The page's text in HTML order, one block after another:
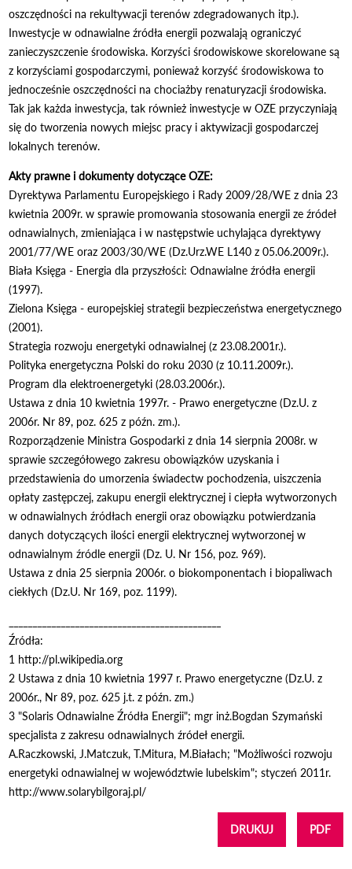
oszczędności na rekultywacji terenów zdegradowanych itp.).
Inwestycje w odnawialne źródła energii pozwalają ograniczyć
zanieczyszczenie środowiska. Korzyści środowiskowe skorelowane są
z korzyściami gospodarczymi, ponieważ korzyść środowiskowa to
jednocześnie oszczędności na chociażby renaturyzacji środowiska.
Tak jak każda inwestycja, tak również inwestycje w OZE przyczyniają
się do tworzenia nowych miejsc pracy i aktywizacji gospodarczej
lokalnych terenów.
Akty prawne i dokumenty dotyczące OZE:
Dyrektywa Parlamentu Europejskiego i Rady 2009/28/WE z dnia 23
kwietnia 2009r. w sprawie promowania stosowania energii ze źródeł
odnawialnych, zmieniająca i w następstwie uchylająca dyrektywy
2001/77/WE oraz 2003/30/WE (Dz.Urz.WE L140 z 05.06.2009r.).
Biała Księga - Energia dla przyszłości: Odnawialne źródła energii
(1997).
Zielona Księga - europejskiej strategii bezpieczeństwa energetycznego
(2001).
Strategia rozwoju energetyki odnawialnej (z 23.08.2001r.).
Polityka energetyczna Polski do roku 2030 (z 10.11.2009r.).
Program dla elektroenergetyki (28.03.2006r.).
Ustawa z dnia 10 kwietnia 1997r. - Prawo energetyczne (Dz.U. z
2006r. Nr 89, poz. 625 z późn. zm.).
Rozporządzenie Ministra Gospodarki z dnia 14 sierpnia 2008r. w
sprawie szczegółowego zakresu obowiązków uzyskania i
przedstawienia do umorzenia świadectw pochodzenia, uiszczenia
opłaty zastępczej, zakupu energii elektrycznej i ciepła wytworzonych
w odnawialnych źródłach energii oraz obowiązku potwierdzania
danych dotyczących ilości energii elektrycznej wytworzonej w
odnawialnym źródle energii (Dz. U. Nr 156, poz. 969).
Ustawa z dnia 25 sierpnia 2006r. o biokomponentach i biopaliwach
ciekłych (Dz.U. Nr 169, poz. 1199).
Źródła:
1 http://pl.wikipedia.org
2 Ustawa z dnia 10 kwietnia 1997 r. Prawo energetyczne (Dz.U. z
2006r., Nr 89, poz. 625 j.t. z późn. zm.)
3 "Solaris Odnawialne Źródła Energii"; mgr inż.Bogdan Szymański
specjalista z zakresu odnawialnych źródeł energii.
A.Raczkowski, J.Matczuk, T.Mitura, M.Białach; "Możliwości rozwoju
energetyki odnawialnej w województwie lubelskim"; styczeń 2011r.
http://www.solarybilgoraj.pl/
DRUKUJ PDF